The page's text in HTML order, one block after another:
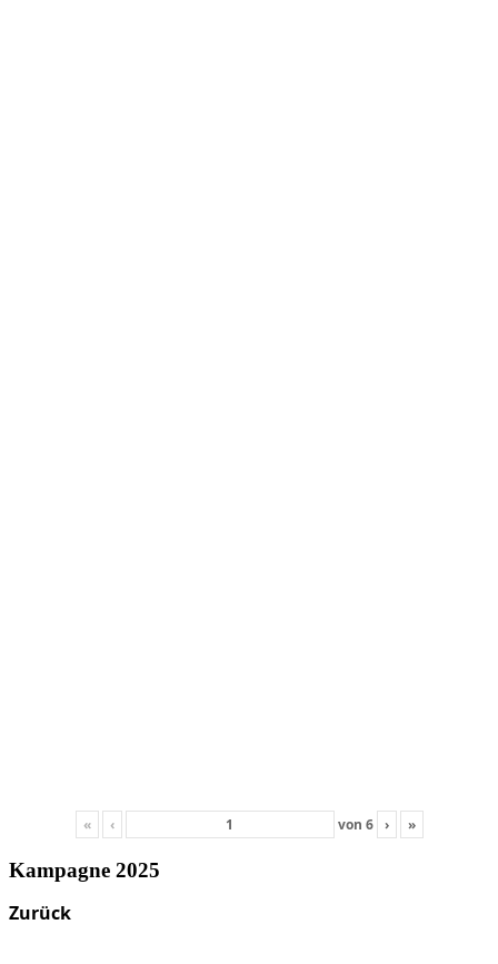
« ‹ von 6 › »
Kampagne 2025
Zurück